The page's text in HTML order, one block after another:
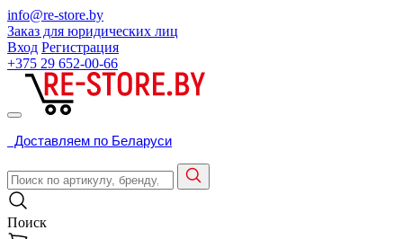
info@re-store.by
Заказ для юридических лиц
Вход Регистрация
+375 29 652-00-66
Доставляем по Беларуси
Поиск